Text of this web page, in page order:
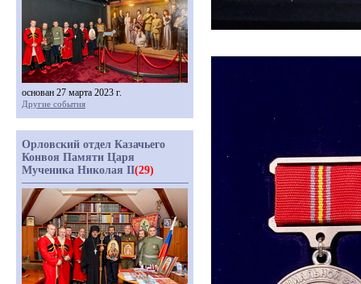
основан 27 марта 2023 г.
Другие события
Орловский отдел Казачьего
Конвоя Памяти Царя
Мученика Николая II(29)